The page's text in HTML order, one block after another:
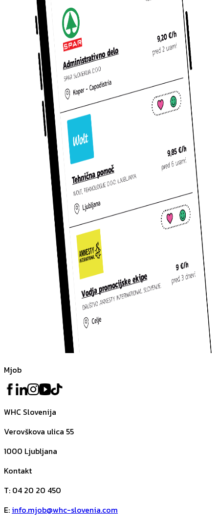
Mjob
WHC Slovenija
Verovškova ulica 55
1000 Ljubljana
Kontakt
T: 04 20 20 450
E: info.mjob@whc-slovenia.com